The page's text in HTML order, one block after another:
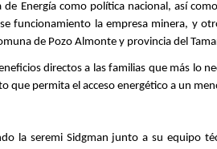
Energía como política nacional, así
funcionamiento la empresa minera, y
de Pozo Almonte y provincia del
directos a las familias que más lo
permita el acceso energético a un
la seremi Sidgman junto a su equipo